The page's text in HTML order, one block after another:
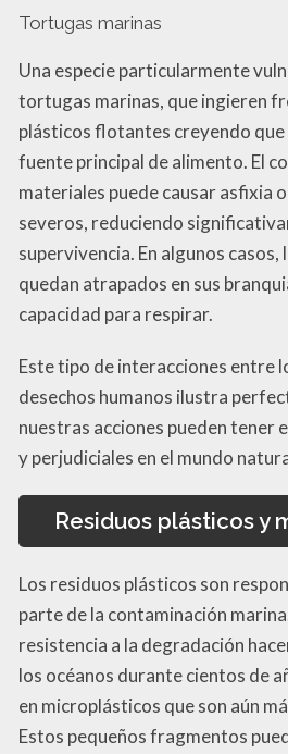
Tortugas marinas
Una especie particularmente
tortugas marinas, que ingieren
plásticos flotantes creyendo que
fuente principal de alimento. El
materiales puede causar asfixia
severos, reduciendo
supervivencia. En algunos
quedan atrapados en sus
capacidad para respirar.
Este tipo de interacciones entre
desechos humanos ilustra
nuestras acciones pueden tener
y perjudiciales en el mundo
Residuos plásticos y
Los residuos plásticos son
parte de la contaminación
resistencia a la degradación
los océanos durante cientos de
en microplásticos que son aún
Estos pequeños fragmentos